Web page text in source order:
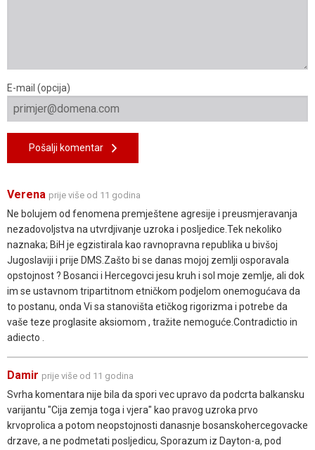
E-mail (opcija)
Pošalji komentar
Verena prije više od 11 godina
Ne bolujem od fenomena premještene agresije i preusmjeravanja
nezadovoljstva na utvrdjivanje uzroka i posljedice.Tek nekoliko
naznaka; BiH je egzistirala kao ravnopravna republika u bivšoj
Jugoslaviji i prije DMS.Zašto bi se danas mojoj zemlji osporavala
opstojnost ? Bosanci i Hercegovci jesu kruh i sol moje zemlje, ali dok
im se ustavnom tripartitnom etničkom podjelom onemogućava da
to postanu, onda Vi sa stanovišta etičkog rigorizma i potrebe da
vaše teze proglasite aksiomom , tražite nemoguće.Contradictio in
adiecto .
Damir prije više od 11 godina
Svrha komentara nije bila da spori vec upravo da podcrta balkansku
varijantu "Cija zemja toga i vjera" kao pravog uzroka prvo
krvoprolica a potom neopstojnosti danasnje bosanskohercegovacke
drzave, a ne podmetati posljedicu, Sporazum iz Dayton-a, pod